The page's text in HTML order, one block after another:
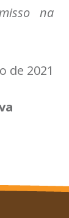
na
de 2021